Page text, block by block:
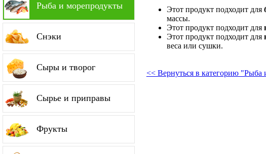
Рыба и морепродукты
Снэки
Сыры и творог
Сырье и приправы
Фрукты
Этот продукт подходит для
массы.
Этот продукт подходит для
Этот продукт подходит для
веса или сушки.
<< Вернуться в категорию "Рыба